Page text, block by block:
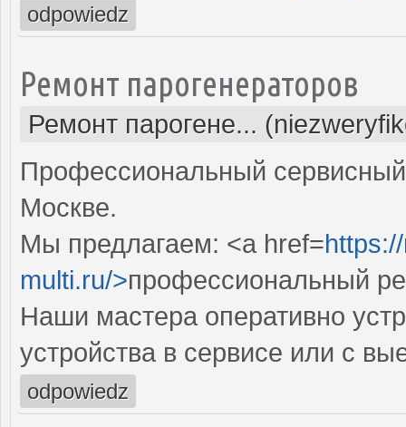
odpowiedz
Ремонт парогенераторов
Ремонт парогене...
Профессиональный
Москве.
Мы предлагаем: <a href=
multi.ru/>профессиональный
Наши мастера оперативно
устройства в сервисе или с
odpowiedz